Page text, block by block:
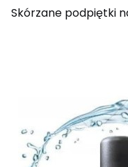
Skórzane podpiętki